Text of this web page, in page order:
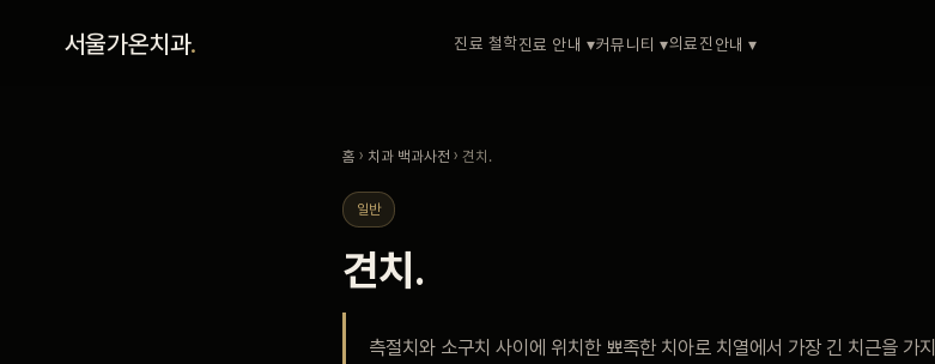
서울가온치과. 진료 철학진료 안내 ▾커뮤니티 ▾의료진 안내 ▾
홈 › 치과 백과사전 › 견치.
일반
견치.
측절치와 소구치 사이에 위치한 뾰족한 치아로 치열에서 가장 긴 치근을 가